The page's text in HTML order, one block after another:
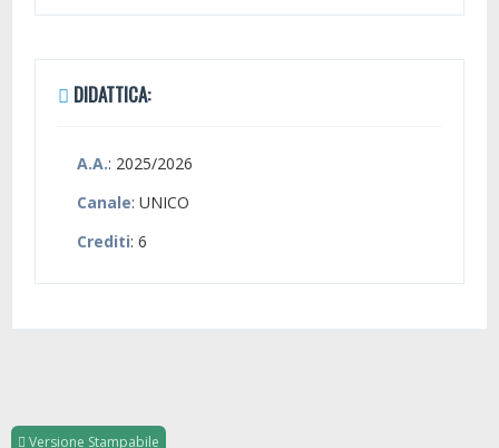
DIDATTICA:
A.A.: 2025/2026
Canale: UNICO
Crediti: 6
Versione Stampabile